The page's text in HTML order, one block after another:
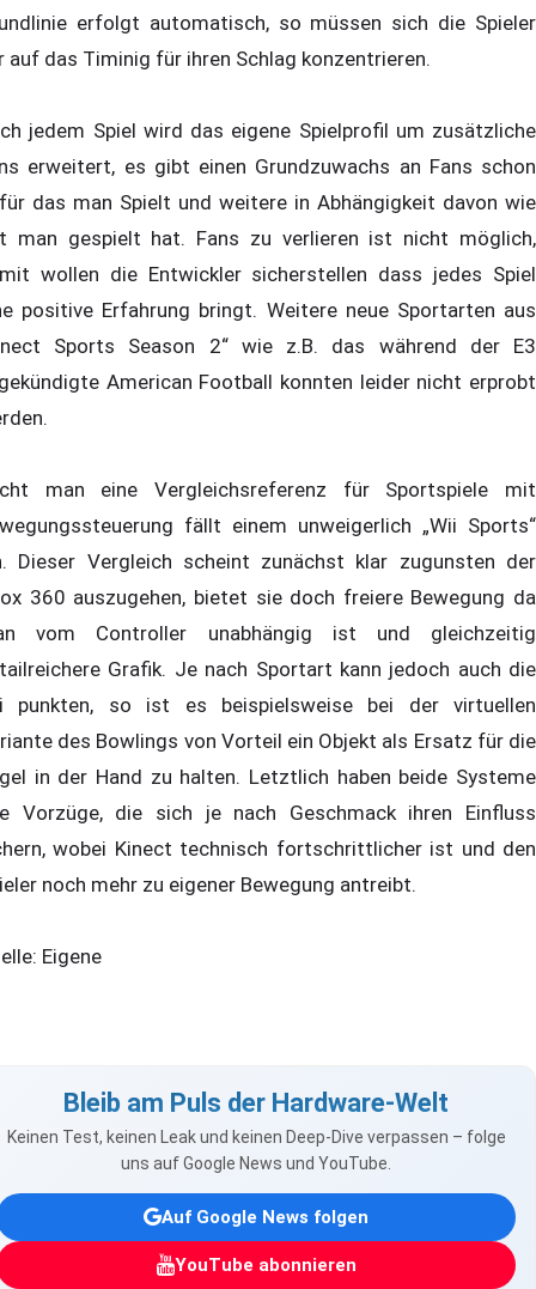
erfolgt automatisch, so müssen sich die Spieler
auf das Timinig für ihren Schlag konzentrieren.
jedem Spiel wird das eigene Spielprofil um zusätzliche
erweitert, es gibt einen Grundzuwachs an Fans schon
das man Spielt und weitere in Abhängigkeit davon wie
man gespielt hat. Fans zu verlieren ist nicht möglich,
wollen die Entwickler sicherstellen dass jedes Spiel
positive Erfahrung bringt. Weitere neue Sportarten aus
Sports Season 2“ wie z.B. das während der E3
American Football konnten leider nicht erprobt
man eine Vergleichsreferenz für Sportspiele mit
fällt einem unweigerlich „Wii Sports“
Dieser Vergleich scheint zunächst klar zugunsten der
360 auszugehen, bietet sie doch freiere Bewegung da
vom Controller unabhängig ist und gleichzeitig
Grafik. Je nach Sportart kann jedoch auch die
punkten, so ist es beispielsweise bei der virtuellen
des Bowlings von Vorteil ein Objekt als Ersatz für die
in der Hand zu halten. Letztlich haben beide Systeme
Vorzüge, die sich je nach Geschmack ihren Einfluss
wobei Kinect technisch fortschrittlicher ist und den
noch mehr zu eigener Bewegung antreibt.
Eigene
Bleib am Puls der Hardware-Welt
Keinen Test, keinen Leak und keinen Deep-Dive verpassen – folge
uns auf Google News und YouTube.
Auf Google News folgen
YouTube abonnieren